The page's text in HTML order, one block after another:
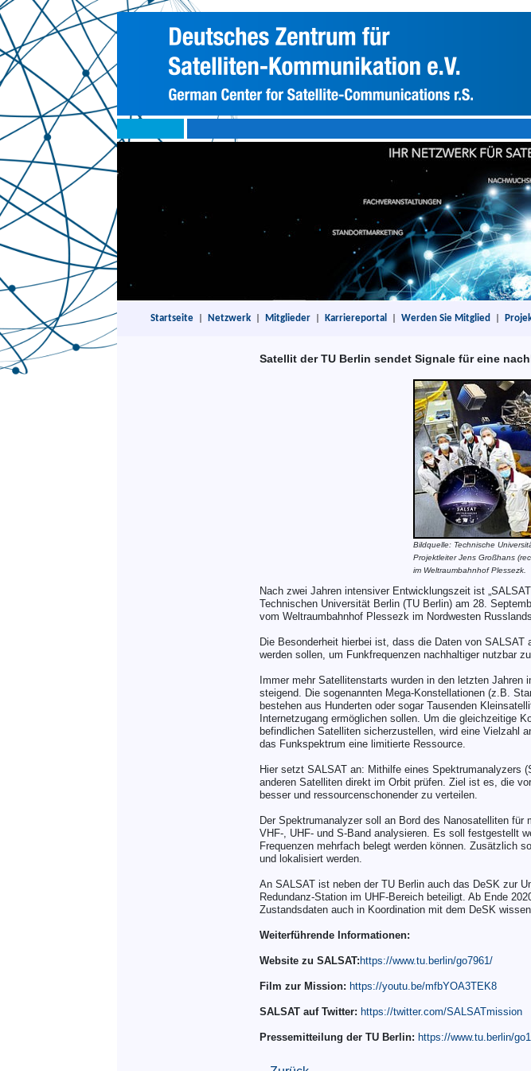
Startseite Netzwerk Mitglieder Karriereportal Werden Sie Mitglied
Satellit der TU Berlin sendet Signale für eine
Bildquelle: Technische
Projektleiter Jens Großhans
im Weltraumbahnhof Plessezk.
Nach zwei Jahren intensiver Entwicklungszeit ist
Technischen Universität Berlin (TU Berlin) am 28.
vom Weltraumbahnhof Plessezk im Nordwesten
Die Besonderheit hierbei ist, dass die Daten von
werden sollen, um Funkfrequenzen nachhaltiger nutzbar
Immer mehr Satellitenstarts wurden in den letzten
steigend. Die sogenannten Mega-Konstellationen (z.B.
bestehen aus Hunderten oder sogar Tausenden
Internetzugang ermöglichen sollen. Um die gleichzeitige
befindlichen Satelliten sicherzustellen, wird eine Vielzahl
das Funkspektrum eine limitierte Ressource.
Hier setzt SALSAT an: Mithilfe eines Spektrumanalyzers
anderen Satelliten direkt im Orbit prüfen. Ziel ist es, die
besser und ressourcenschonender zu verteilen.
Der Spektrumanalyzer soll an Bord des Nanosatelliten
VHF-, UHF- und S-Band analysieren. Es soll festgestellt
Frequenzen mehrfach belegt werden können. Zusätzlich
und lokalisiert werden.
An SALSAT ist neben der TU Berlin auch das DeSK zur
Redundanz-Station im UHF-Bereich beteiligt. Ab Ende
Zustandsdaten auch in Koordination mit dem DeSK
Weiterführende Informationen:
Website zu SALSAT: https://www.tu.berlin/go7961/
Film zur Mission: https://youtu.be/mfbYOA3TEK8
SALSAT auf Twitter: https://twitter.com/SALSATmission
Pressemitteilung der TU Berlin: https://www.tu.berlin/